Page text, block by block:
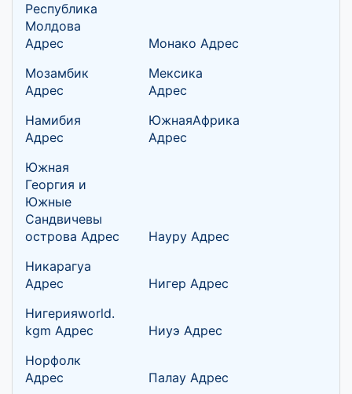
Республика
Молдова
Адрес
Монако Адрес
Мозамбик
Адрес
Мексика
Адрес
Намибия
Адрес
ЮжнаяАфрика
Адрес
Южная
Георгия и
Южные
Сандвичевы
острова Адрес
Науру Адрес
Никарагуа
Адрес
Нигер Адрес
Нигерияworld.
kgm Адрес
Ниуэ Адрес
Норфолк
Адрес
Палау Адрес